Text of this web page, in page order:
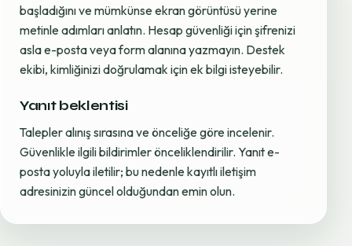
başladığını ve mümkünse ekran görüntüsü yerine
metinle adımları anlatın. Hesap güvenliği için şifrenizi
asla e-posta veya form alanına yazmayın. Destek
ekibi, kimliğinizi doğrulamak için ek bilgi isteyebilir.
Yanıt beklentisi
Talepler alınış sırasına ve önceliğe göre incelenir.
Güvenlikle ilgili bildirimler önceliklendirilir. Yanıt e-
posta yoluyla iletilir; bu nedenle kayıtlı iletişim
adresinizin güncel olduğundan emin olun.